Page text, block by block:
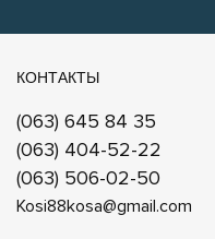
КОНТАКТЫ
(063) 645 84 35
(063) 404-52-22
(063) 506-02-50
Kosi88kosa@gmail.com